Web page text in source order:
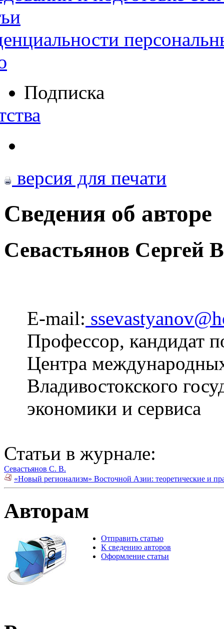
Подписка
версия для печати
Сведения об авторе
Севастьянов Сергей
E-mail:
Профессор, кандидат
Центра
Владивостокского
экономики и сервиса
Статьи в журнале:
Севастьянов С. В.
«Новый регионализм» Восточной Азии: теоретические и
Авторам
Отправить статью
К сведению авторов
Оформление статьи